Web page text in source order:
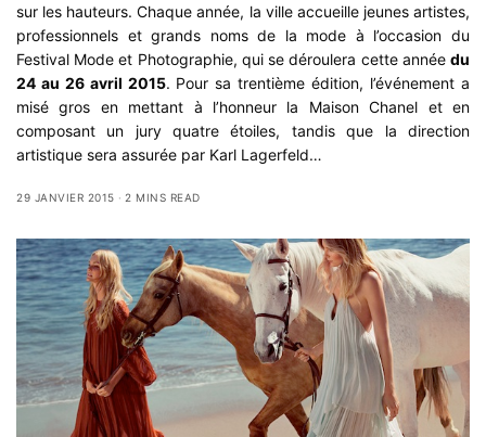
sur les hauteurs. Chaque année, la ville accueille jeunes artistes,
professionnels et grands noms de la mode à l’occasion du
Festival Mode et Photographie, qui se déroulera cette année du
24 au 26 avril 2015. Pour sa trentième édition, l’événement a
misé gros en mettant à l’honneur la Maison Chanel et en
composant un jury quatre étoiles, tandis que la direction
artistique sera assurée par Karl Lagerfeld…
29 JANVIER 2015 2 MINS READ